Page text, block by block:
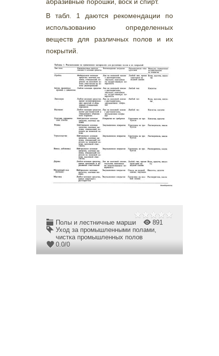
абразивные порошки, воск и спирт.
В табл. 1 даются рекомендации по
использованию определенных
веществ для различных полов и их
покрытий.
Полы и лестничные марши
891
Уход за промышленными полами,
чистка промышленных полов
0.0/0